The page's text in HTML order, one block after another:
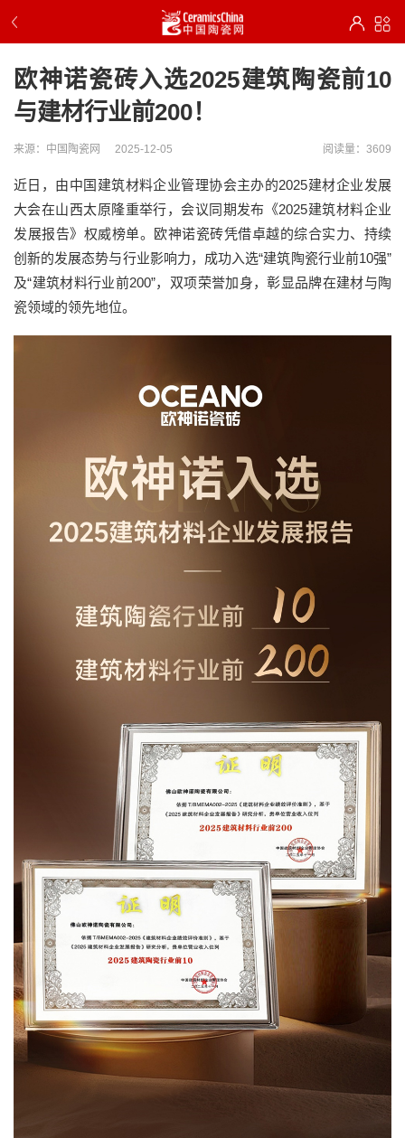
欧神诺瓷砖入选2025建筑陶瓷前10
与建材行业前200！
来源：中国陶瓷网 2025-12-05 阅读量：3609
近日，由中国建筑材料企业管理协会主办的2025建材企业发展
大会在山西太原隆重举行，会议同期发布《2025建筑材料企业
发展报告》权威榜单。欧神诺瓷砖凭借卓越的综合实力、持续
创新的发展态势与行业影响力，成功入选“建筑陶瓷行业前10强”
及“建筑材料行业前200”，双项荣誉加身，彰显品牌在建材与陶
瓷领域的领先地位。